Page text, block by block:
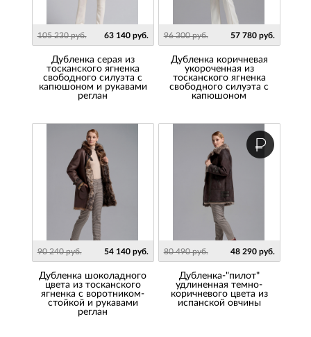
105 230 руб. 63 140 руб.
Дубленка серая из
тосканского ягненка
свободного силуэта с
капюшоном и рукавами
реглан
96 300 руб. 57 780 руб.
Дубленка коричневая
укороченная из
тосканского ягненка
свободного силуэта с
капюшоном
90 240 руб. 54 140 руб.
Дубленка шоколадного
цвета из тосканского
ягненка с воротником-
стойкой и рукавами
реглан
80 490 руб. 48 290 руб.
Дубленка-"пилот"
удлиненная темно-
коричневого цвета из
испанской овчины